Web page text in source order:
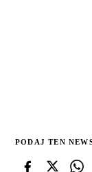
PODAJ TEN